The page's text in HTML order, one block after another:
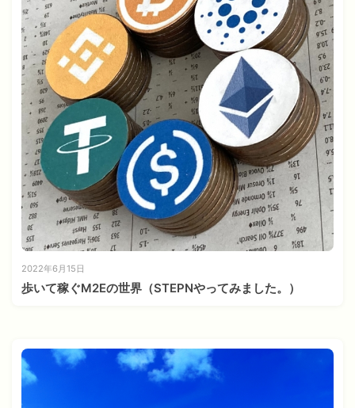
2022年6月15日
歩いて稼ぐM2Eの世界（STEPNやってみました。）